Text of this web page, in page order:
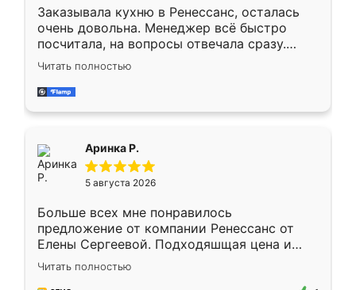
Заказывала кухню в Ренессанс, осталась
очень довольна. Менеджер всё быстро
посчитала, на вопросы отвечала сразу.
Замерщик приехал в субботу, подошёл к
делу со всей ответственностью. Собрали
за день, ребята работали аккуратно, даже
Читать полностью
Аринка Р.
5 августа 2026
Больше всех мне понравилось
предложение от компании Ренессанс от
Елены Сергеевой. Подходяшщая цена и
короткие сроки изготовления. Приехавший
для замера сотрудник Владислав
Читать полностью